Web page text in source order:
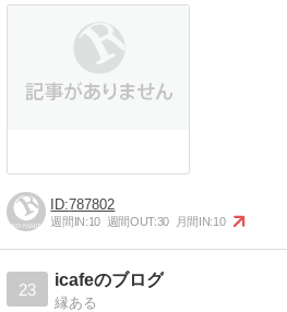
787802
週間IN:10 週間OUT:30 月間IN:10
23
icafeのブログ
縁ある